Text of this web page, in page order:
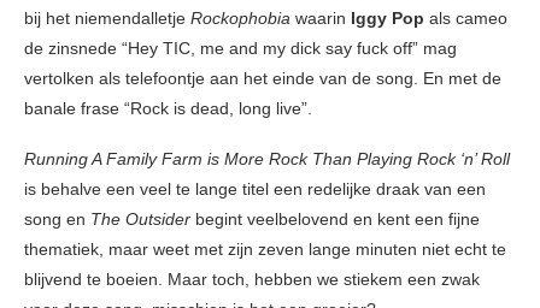
bij het niemendalletje Rockophobia waarin Iggy Pop als cameo
de zinsnede “Hey TIC, me and my dick say fuck off” mag
vertolken als telefoontje aan het einde van de song. En met de
banale frase “Rock is dead, long live”.
Running A Family Farm is More Rock Than Playing Rock ‘n’ Roll
is behalve een veel te lange titel een redelijke draak van een
song en The Outsider begint veelbelovend en kent een fijne
thematiek, maar weet met zijn zeven lange minuten niet echt te
blijvend te boeien. Maar toch, hebben we stiekem een zwak